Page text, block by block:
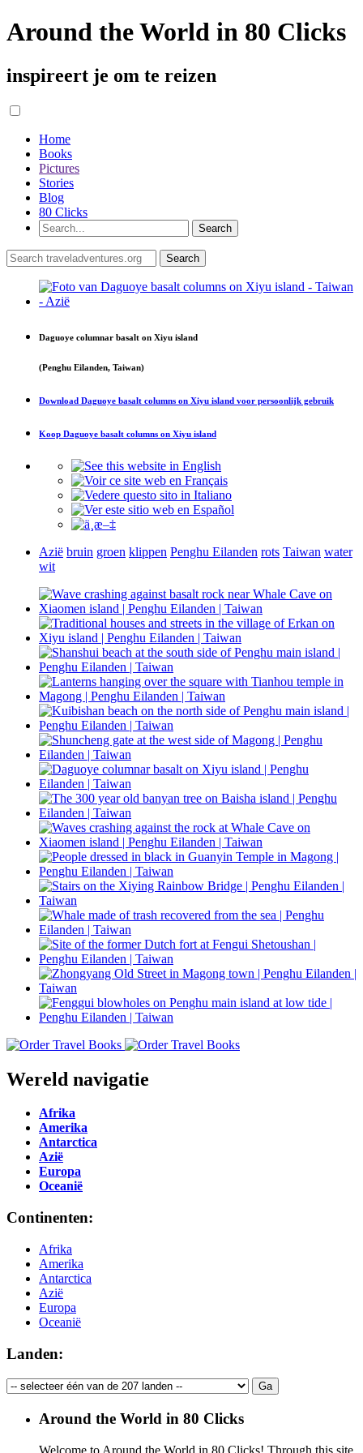
Around the World in 80 Clicks
inspireert je om te reizen
Home
Books
Pictures
Stories
Blog
80 Clicks
Daguoye columnar basalt on Xiyu island
(Penghu Eilanden, Taiwan)
Download Daguoye basalt columns on Xiyu island voor persoonlijk gebruik
Koop Daguoye basalt columns on Xiyu island
Azië bruin groen klippen Penghu Eilanden rots Taiwan water
wit
Wereld navigatie
Afrika
Amerika
Antarctica
Azië
Europa
Oceanië
Continenten:
Afrika
Amerika
Antarctica
Azië
Europa
Oceanië
Landen:
Around the World in 80 Clicks
Welcome to Around the World in 80 Clicks! Through this site,